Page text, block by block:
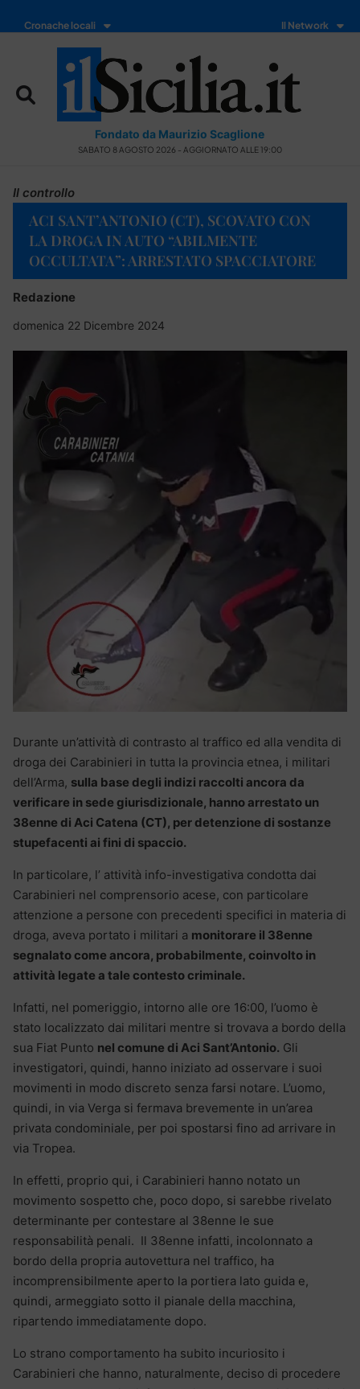
Cronache locali Il Network
Fondato da Maurizio Scaglione
SABATO 8 AGOSTO 2026 - AGGIORNATO ALLE 19:00
Il controllo
ACI SANT’ANTONIO (CT), SCOVATO CON
LA DROGA IN AUTO “ABILMENTE
OCCULTATA”: ARRESTATO SPACCIATORE
Redazione
domenica 22 Dicembre 2024
Durante un’attività di contrasto al traffico ed alla vendita di
droga dei Carabinieri in tutta la provincia etnea, i militari
dell’Arma, sulla base degli indizi raccolti ancora da
verificare in sede giurisdizionale, hanno arrestato un
38enne di Aci Catena (CT), per detenzione di sostanze
stupefacenti ai fini di spaccio.
In particolare, l’ attività info-investigativa condotta dai
Carabinieri nel comprensorio acese, con particolare
attenzione a persone con precedenti specifici in materia di
droga, aveva portato i militari a monitorare il 38enne
segnalato come ancora, probabilmente, coinvolto in
attività legate a tale contesto criminale.
Infatti, nel pomeriggio, intorno alle ore 16:00, l’uomo è
stato localizzato dai militari mentre si trovava a bordo della
sua Fiat Punto nel comune di Aci Sant’Antonio. Gli
investigatori, quindi, hanno iniziato ad osservare i suoi
movimenti in modo discreto senza farsi notare. L’uomo,
quindi, in via Verga si fermava brevemente in un’area
privata condominiale, per poi spostarsi fino ad arrivare in
via Tropea.
In effetti, proprio qui, i Carabinieri hanno notato un
movimento sospetto che, poco dopo, si sarebbe rivelato
determinante per contestare al 38enne le sue
responsabilità penali. Il 38enne infatti, incolonnato a
bordo della propria autovettura nel traffico, ha
incomprensibilmente aperto la portiera lato guida e,
quindi, armeggiato sotto il pianale della macchina,
ripartendo immediatamente dopo.
Lo strano comportamento ha subito incuriosito i
Carabinieri che hanno, naturalmente, deciso di procedere